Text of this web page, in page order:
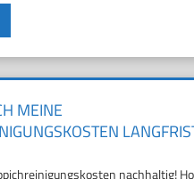
MEINE
nachhaltig!